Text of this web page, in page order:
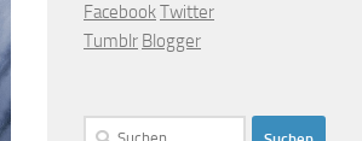
FacebookTwitter
Tumblr Blogger
Suchen